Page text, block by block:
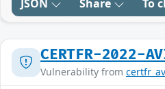
JSON Share To
CERTFR-2022-
Vulnerability from